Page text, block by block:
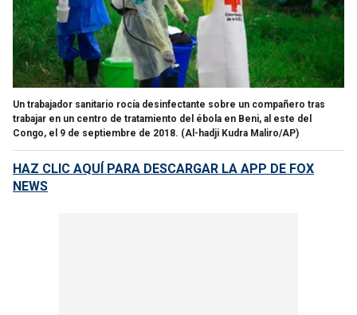
Un trabajador sanitario rocía desinfectante sobre un compañero tras
trabajar en un centro de tratamiento del ébola en Beni, al este del
Congo, el 9 de septiembre de 2018. (Al-hadji Kudra Maliro/AP)
HAZ CLIC AQUÍ PARA DESCARGAR LA APP DE FOX
NEWS